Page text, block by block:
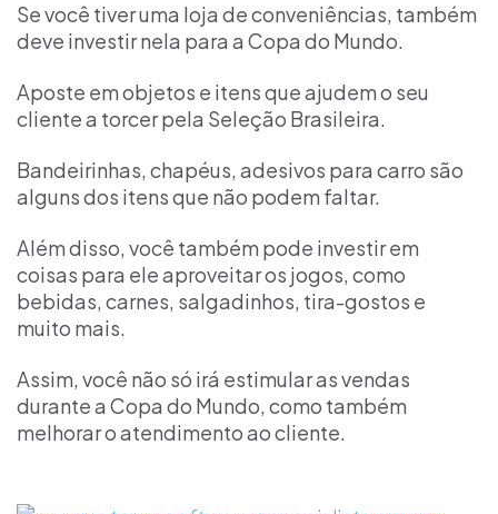
Se você tiver uma loja de conveniências, também
deve investir nela para a Copa do Mundo.
Aposte em objetos e itens que ajudem o seu
cliente a torcer pela Seleção Brasileira.
Bandeirinhas, chapéus, adesivos para carro são
alguns dos itens que não podem faltar.
Além disso, você também pode investir em
coisas para ele aproveitar os jogos, como
bebidas, carnes, salgadinhos, tira-gostos e
muito mais.
Assim, você não só irá estimular as vendas
durante a Copa do Mundo, como também
melhorar o atendimento ao cliente.